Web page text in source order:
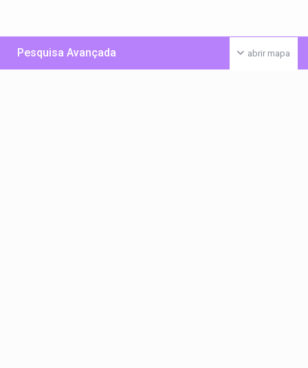
abrir mapa
Pesquisa Avançada